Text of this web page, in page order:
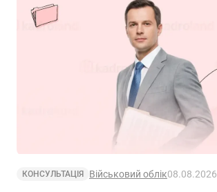
КОНСУЛЬТАЦІЯ Військовий облік08.08.2026